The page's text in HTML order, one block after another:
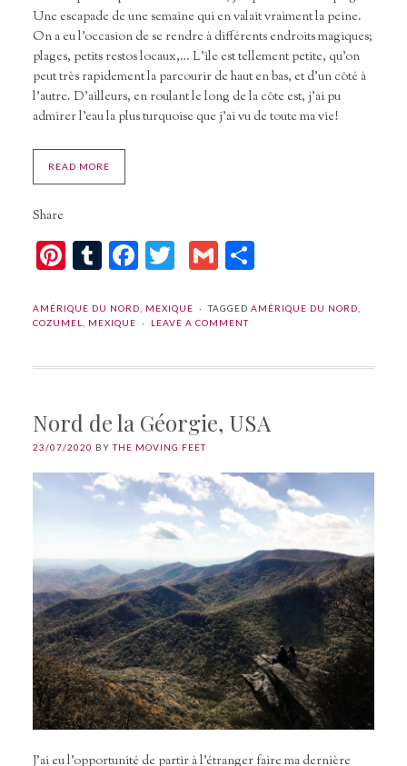
Une escapade de une semaine qui en valait vraiment la peine.
On a eu l’occasion de se rendre à différents endroits magiques;
plages, petits restos locaux,… L’île est tellement petite, qu’on
peut très rapidement la parcourir de haut en bas, et d’un côté à
l’autre. D’ailleurs, en roulant le long de la côte est, j’ai pu
admirer l’eau la plus turquoise que j’ai vu de toute ma vie!
READ MORE
Share
Pinterest
Tumblr
Facebook
Twitter
GmailPartager
AMÉRIQUE DU NORD MEXIQUE TAGGED AMÉRIQUE DU NORD
COZUMEL
MEXIQUE LEAVE A COMMENT
Nord de la Géorgie, USA
23/07/2020 BYTHE MOVING FEET
J’ai eu l’opportunité de partir à l’étranger faire ma dernière